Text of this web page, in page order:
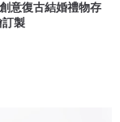
意復古結婚禮物存
製